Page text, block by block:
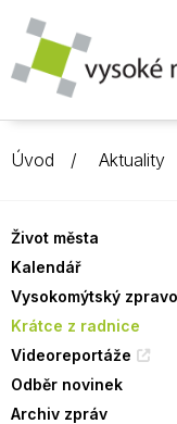
Úvod Aktuality
Život města
Kalendář
Vysokomýtský
Krátce z radnice
Videoreportáže
Odběr novinek
Archiv zpráv